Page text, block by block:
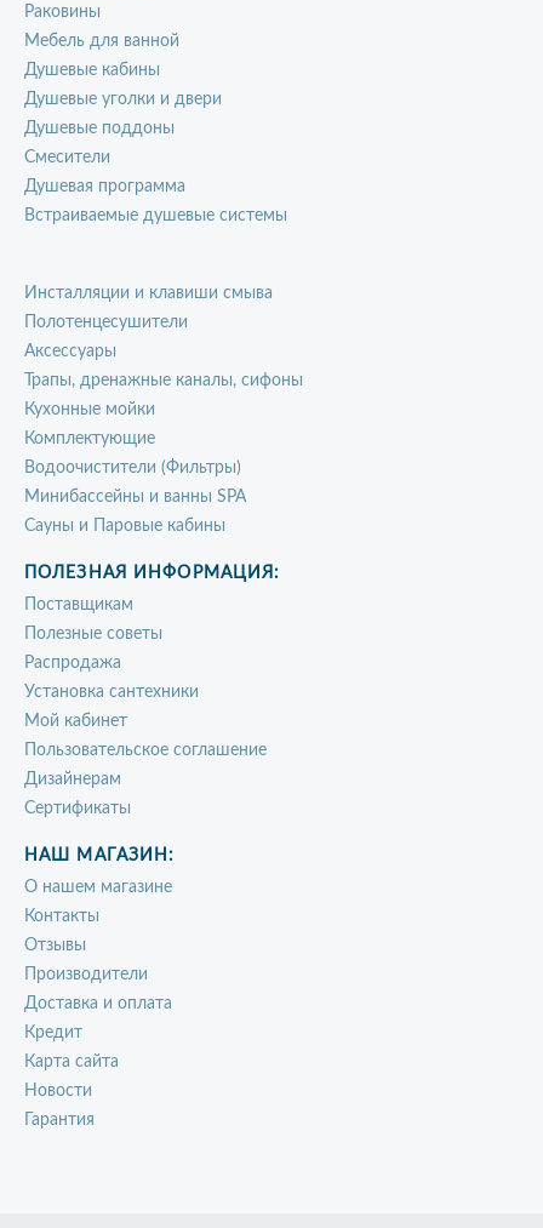
Раковины
Мебель для ванной
Душевые кабины
Душевые уголки и двери
Душевые поддоны
Смесители
Душевая программа
Встраиваемые душевые системы
Инсталляции и клавиши смыва
Полотенцесушители
Аксессуары
Трапы, дренажные каналы, сифоны
Кухонные мойки
Комплектующие
Водоочистители (Фильтры)
Минибассейны и ванны SPA
Сауны и Паровые кабины
ПОЛЕЗНАЯ ИНФОРМАЦИЯ:
Поставщикам
Полезные советы
Распродажа
Установка сантехники
Мой кабинет
Пользовательское соглашение
Дизайнерам
Сертификаты
НАШ МАГАЗИН:
О нашем магазине
Контакты
Отзывы
Производители
Доставка и оплата
Кредит
Карта сайта
Новости
Гарантия